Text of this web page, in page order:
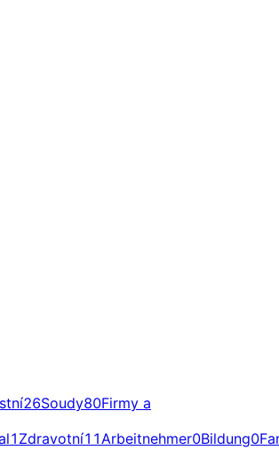
26Soudy80Firmy a
1 Zdravotní11Arbeitnehmer0Bildung0